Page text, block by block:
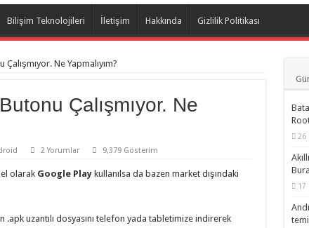
Bilişim Teknolojileri İletişim Hakkında Gizlilik Politikası
Ne Yapmalıyım?
Çalışmıyor. Ne
2 Yorumlar 9,379 Gösterim
olarak Google Play kullanılsa da bazen market dışındaki
uzantılı dosyasını telefon yada tabletimize indirerek
26
17